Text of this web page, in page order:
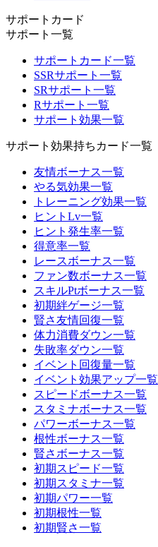
サポートカード
サポート一覧
サポートカード一覧
SSRサポート一覧
SRサポート一覧
Rサポート一覧
サポート効果一覧
サポート効果持ちカード一覧
友情ボーナス一覧
やる気効果一覧
トレーニング効果一覧
ヒントLv一覧
ヒント発生率一覧
得意率一覧
レースボーナス一覧
ファン数ボーナス一覧
スキルPtボーナス一覧
初期絆ゲージ一覧
賢さ友情回復一覧
体力消費ダウン一覧
失敗率ダウン一覧
イベント回復量一覧
イベント効果アップ一覧
スピードボーナス一覧
スタミナボーナス一覧
パワーボーナス一覧
根性ボーナス一覧
賢さボーナス一覧
初期スピード一覧
初期スタミナ一覧
初期パワー一覧
初期根性一覧
初期賢さ一覧